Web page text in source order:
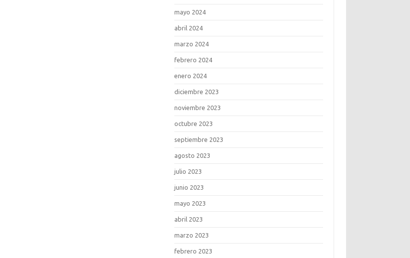
mayo 2024
abril 2024
marzo 2024
febrero 2024
enero 2024
diciembre 2023
noviembre 2023
octubre 2023
septiembre 2023
agosto 2023
julio 2023
junio 2023
mayo 2023
abril 2023
marzo 2023
febrero 2023